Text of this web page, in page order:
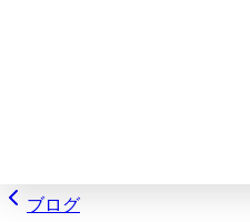
ブログ